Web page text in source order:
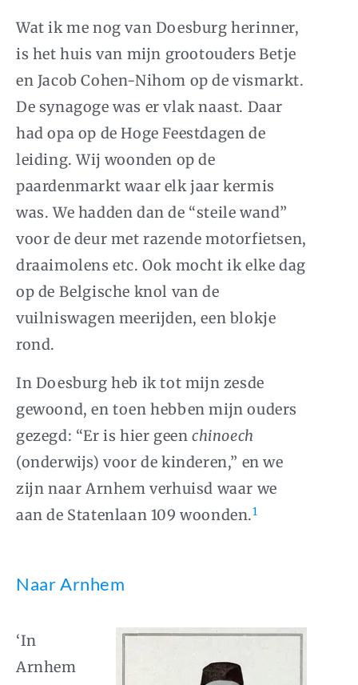
Wat ik me nog van Doesburg herinner,
is het huis van mijn grootouders Betje
en Jacob Cohen-Nihom op de vismarkt.
De synagoge was er vlak naast. Daar
had opa op de Hoge Feestdagen de
leiding. Wij woonden op de
paardenmarkt waar elk jaar kermis
was. We hadden dan de “steile wand”
voor de deur met razende motorfietsen,
draaimolens etc. Ook mocht ik elke dag
op de Belgische knol van de
vuilniswagen meerijden, een blokje
rond.
In Doesburg heb ik tot mijn zesde
gewoond, en toen hebben mijn ouders
gezegd: “Er is hier geenchinoech
(onderwijs) voor de kinderen,” en we
zijn naar Arnhem verhuisd waar we
aan de Statenlaan 109 woonden.1
Naar Arnhem
‘In
Arnhem